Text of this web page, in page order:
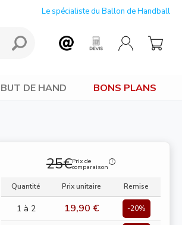
Le spécialiste du Ballon de Handball
BUT DE HAND BONS PLANS
25€Prix de
comparaison
Quantité Prix unitaire Remise
1 à 2 19,90 € -20%